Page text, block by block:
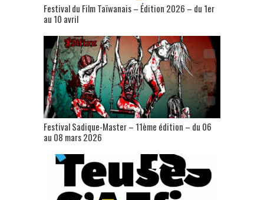
Festival du Film Taïwanais – Édition 2026 – du 1er
au 10 avril
Festival Sadique-Master – 11ème édition – du 06
au 08 mars 2026